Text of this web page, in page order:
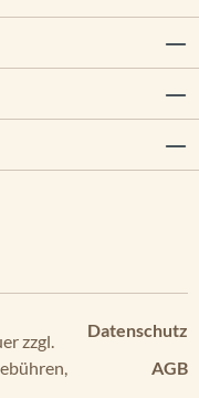
Datenschutz
AGB
zzgl.